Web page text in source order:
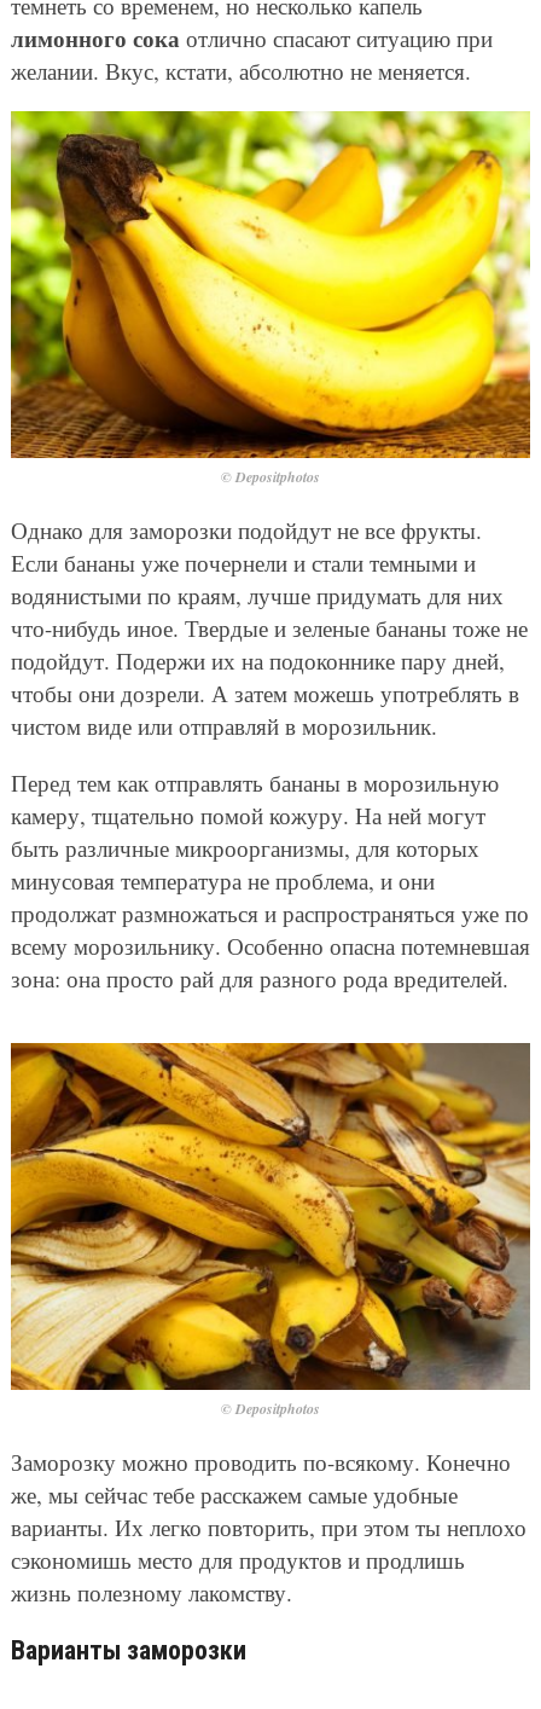
лимонного сокаотлично спасают ситуацию при
желании. Вкус, кстати, абсолютно не меняется.
© Depositphotos
Однако для заморозки подойдут не все фрукты.
Если бананы уже почернели и стали темными и
водянистыми по краям, лучше придумать для них
что-нибудь иное. Твердые и зеленые бананы тоже не
подойдут. Подержи их на подоконнике пару дней,
чтобы они дозрели. А затем можешь употреблять в
чистом виде или отправляй в морозильник.
Перед тем как отправлять бананы в морозильную
камеру, тщательно помой кожуру. На ней могут
быть различные микроорганизмы, для которых
минусовая температура не проблема, и они
продолжат размножаться и распространяться уже по
всему морозильнику. Особенно опасна потемневшая
зона: она просто рай для разного рода вредителей.
© Depositphotos
Заморозку можно проводить по-всякому. Конечно
же, мы сейчас тебе расскажем самые удобные
варианты. Их легко повторить, при этом ты неплохо
сэкономишь место для продуктов и продлишь
жизнь полезному лакомству.
Варианты заморозки